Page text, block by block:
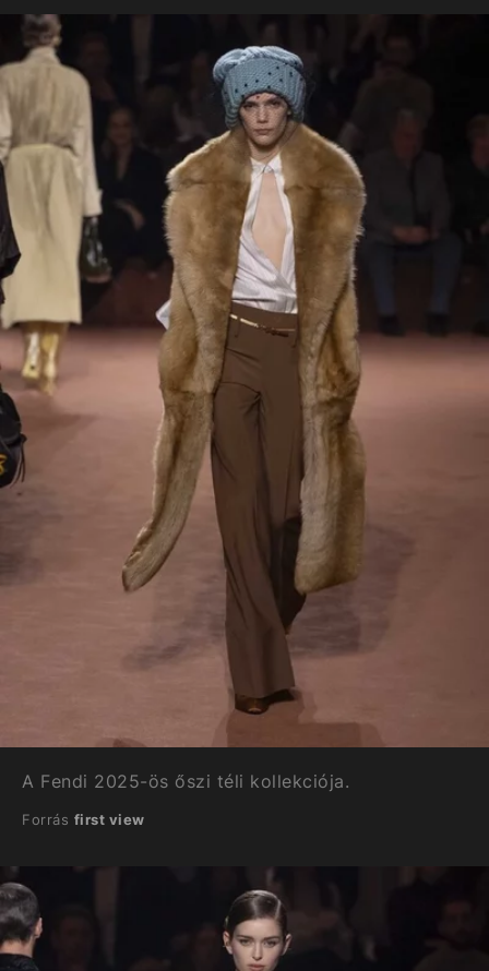
A Fendi 2025-ös őszi téli kollekciója.
Forrás first view